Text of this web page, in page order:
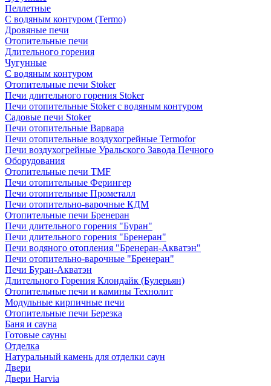
Пеллетные
С водяным контуром (Termo)
Дровяные печи
Отопительные печи
Длительного горения
Чугунные
C водяным контуром
Отопительные печи Stoker
Печи длительного горения Stoker
Печи отопительные Stoker с водяным контуром
Садовые печи Stoker
Печи отопительные Варвара
Печи отопительные воздухогрейные Termofor
Печи воздухогрейные Уральского Завода Печного
Оборудования
Отопительные печи TMF
Печи отопительные Ферингер
Печи отопительные Прометалл
Печи отопительно-варочные КДМ
Отопительные печи Бренеран
Печи длительного горения "Буран"
Печи длительного горения "Бренеран"
Печи водяного отопления "Бренеран-Акватэн"
Печи отопительно-варочные "Бренеран"
Печи Буран-Акватэн
Длительного Горения Клондайк (Булерьян)
Отопительные печи и камины Технолит
Модульные кирпичные печи
Отопительные печи Березка
Баня и сауна
Готовые сауны
Отделка
Натуральный камень для отделки саун
Двери
Двери Harvia